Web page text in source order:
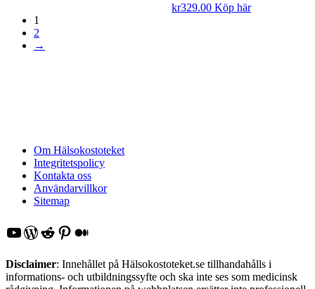
kr329.00 Köp här
1
2
→
Om Hälsokostoteket
Integritetspolicy
Kontakta oss
Användarvillkor
Sitemap
YouTube
WordPress
Reddit
Pinterest
Medium
Disclaimer: Innehållet på Hälsokostoteket.se tillhandahålls i
informations- och utbildningssyfte och ska inte ses som medicinsk